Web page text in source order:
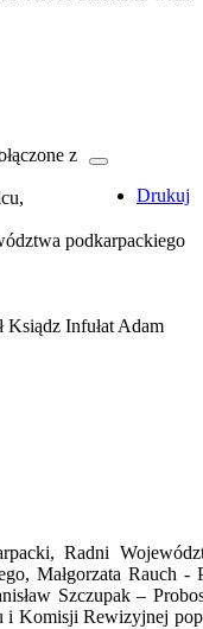
Drukuj
z
podkarpackiego
Ksiądz Infułat Adam
Radni
Małgorzata
Szczupak –
Rewizyjnej